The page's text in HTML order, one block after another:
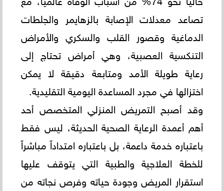
تصاعد معدلات الإصابة بالزهايمر والجلطات
الدماغية وقصور القلب والسكري والأمراض
التنكسية العصبية، وهي أمراض تحتاج إلى
رعاية طويلة الأمد ومتابعة دقيقة لا يمكن
اختزالها في مجرد المساعدة اليومية التقليدية.
وقد أصبح التمريض المنزلي المتخصص أحد
أهم أعمدة الرعاية الصحية الحديثة، ليس فقط
باعتباره خدمة داعمة، بل باعتباره امتداداً مباشراً
للخطة العلاجية والطبية التي يتوقف عليها
استقرار المريض وجودة حياته وفرص نجاته من